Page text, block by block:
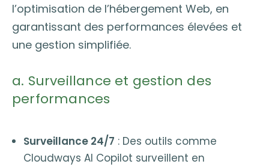
l’optimisation de l’hébergement Web, en
garantissant des performances élevées et
une gestion simplifiée.
a. Surveillance et gestion des
performances
Surveillance 24/7 : Des outils comme
Cloudways AI Copilot surveillent en